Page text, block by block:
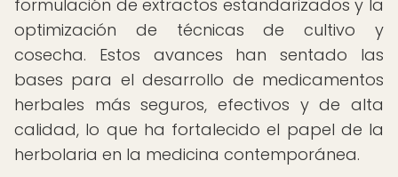
formulación de extractos estandarizados y la
optimización de técnicas de cultivo y
cosecha. Estos avances han sentado las
bases para el desarrollo de medicamentos
herbales más seguros, efectivos y de alta
calidad, lo que ha fortalecido el papel de la
herbolaria en la medicina contemporánea.